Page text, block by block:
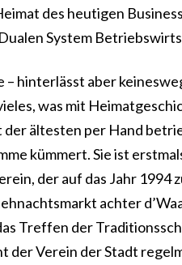
des heutigen
System
hinterlässt aber
was mit
ältesten per Hand
kümmert. Sie ist
der auf das Jahr 1994
achter
Treffen der
Verein der Stadt